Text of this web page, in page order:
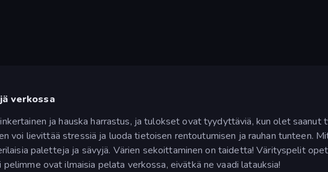
verkossa
ja hauska harrastus, ja tulokset ovat tyydyttäviä, kun olet
voi lievittää stressiä ja luoda tietoisen rentoutumisen ja rauhan tunteen.
paletteja ja sävyjä. Värien sekoittaminen on taidetta! Värityspelit
ovat ilmaisia pelata verkossa, eivätkä ne vaadi latauksia!